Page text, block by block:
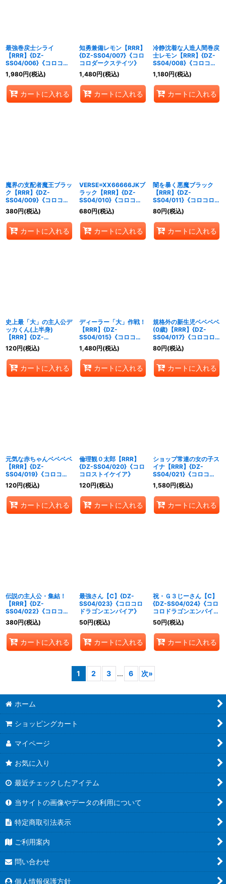
最強巻戻士シライ
【RRR】{DZ-
SS04/006}《コロコロ
ダークステイツ》
1,980円(税込)
カートに入れる
知勇兼備レモン【RRR】
{DZ-SS04/007}《コロ
コロダークステイツ》
1,480円(税込)
カートに入れる
冷静沈着な人造人間巻戻
士レモン【RRR】{DZ-
SS04/008}《コロコロ
ダークステイツ》
1,180円(税込)
カートに入れる
魔界の支配者魔王ブラッ
ク【RRR】{DZ-
SS04/009}《コロコロ
ブラントゲート》
380円(税込)
カートに入れる
VERSE=XX66666JKブ
ラック【RRR】{DZ-
SS04/010}《コロコロ
ブラントゲート》
680円(税込)
カートに入れる
闇を暴く悪魔ブラック
【RRR】{DZ-
SS04/011}《コロコロブ
ラントゲート》
80円(税込)
カートに入れる
史上最「大」の主人公デ
ッカくん(上半身)
【RRR】{DZ-
SS04/013}《コロコロ
ケテルサンクチュアリ》
120円(税込)
カートに入れる
ディーラー「大」作戦！
【RRR】{DZ-
SS04/015}《コロコロ
ケテルサンクチュアリ》
1,480円(税込)
カートに入れる
規格外の新生児ベベベベ
(0歳)【RRR】{DZ-
SS04/017}《コロコロ
ストイケイア》
80円(税込)
カートに入れる
元気な赤ちゃんベベベベ
【RRR】{DZ-
SS04/019}《コロコロ
ストイケイア》
120円(税込)
カートに入れる
倫理観０太郎【RRR】
{DZ-SS04/020}《コロ
コロストイケイア》
120円(税込)
カートに入れる
ショップ常連の女の子ス
イナ【RRR】{DZ-
SS04/021}《コロコロ
リリカルモナステリオ》
1,580円(税込)
カートに入れる
伝説の主人公・集結！
【RRR】{DZ-
SS04/022}《コロコ
ロ》
380円(税込)
カートに入れる
最強さん【C】{DZ-
SS04/023}《コロコロ
ドラゴンエンパイア》
50円(税込)
カートに入れる
祝・Ｇ３じーさん【C】
{DZ-SS04/024}《コロ
コロドラゴンエンパイ
ア》
50円(税込)
カートに入れる
1 2 3 ... 6 次»
ホーム
ショッピングカート
マイページ
お気に入り
最近チェックしたアイテム
当サイトの画像やデータの利用について
特定商取引法表示
ご利用案内
問い合わせ
個人情報保護方針